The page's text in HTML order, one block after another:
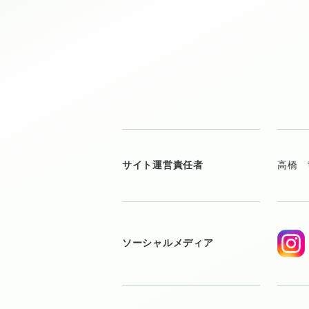
サイト運営責任者 高橋
ソーシャルメディア